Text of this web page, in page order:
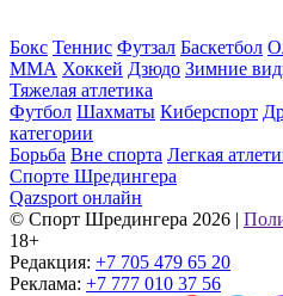
Бокс Теннис Футзал Баскетбол
ММА Хоккей Дзюдо Зимние
Тяжелая атлетика
Футбол Шахматы Киберспорт
категории
Борьба Вне спорта Легкая
Спорте Шредингера
Qazsport онлайн
© Cпорт Шредингера 2026 |
18+
Редакция: +7 705 479 65 20
Реклама: +7 777 010 37 56